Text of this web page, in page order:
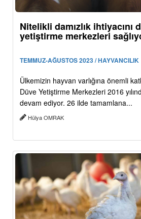
Nitelikli damızlık ihtiyacını
yetiştirme merkezleri
TEMMUZ-AĞUSTOS 2023 / HAYVANCILIK
Ülkemizin hayvan varlığına önemli
Düve Yetiştirme Merkezleri 2016
devam ediyor. 26 ilde tamamlana...
Hülya OMRAK